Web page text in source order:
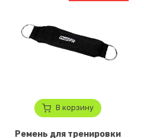
В корзину
Ремень для тренировки